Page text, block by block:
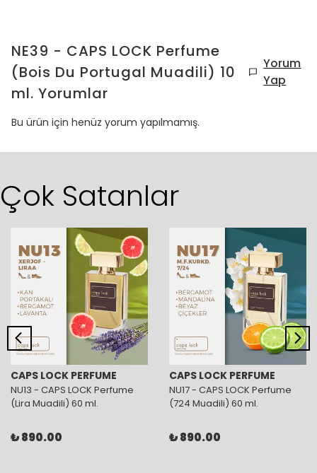
NE39 - CAPS LOCK Perfume
(Bois Du Portugal Muadili) 10
ml. Yorumlar
Yorum
Yap
Bu ürün için henüz yorum yapılmamış.
Çok Satanlar
CAPS LOCK PERFUME
NU13 - CAPS LOCK Perfume
(Lira Muadili) 60 ml.
₺ 890.00
CAPS LOCK PERFUME
NU17 - CAPS LOCK Perfume
(724 Muadili) 60 ml.
₺ 890.00